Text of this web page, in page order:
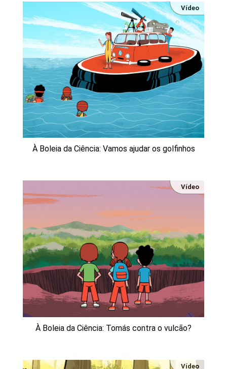
À Boleia da Ciência: Vamos ajudar os golfinhos
Vídeo
À Boleia da Ciência: Tomás contra o vulcão?
Vídeo
Vídeo